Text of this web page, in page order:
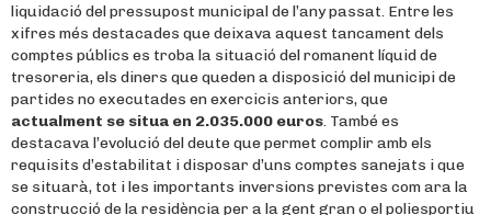
liquidació del pressupost municipal de l’any passat. Entre les
xifres més destacades que deixava aquest tancament dels
comptes públics es troba la situació del romanent líquid de
tresoreria, els diners que queden a disposició del municipi de
partides no executades en exercicis anteriors, que
actualment se situa en 2.035.000 euros. També es
destacava l’evolució del deute que permet complir amb els
requisits d’estabilitat i disposar d’uns comptes sanejats i que
se situarà, tot i les importants inversions previstes com ara la
construcció de la residència per a la gent gran o el poliesportiu